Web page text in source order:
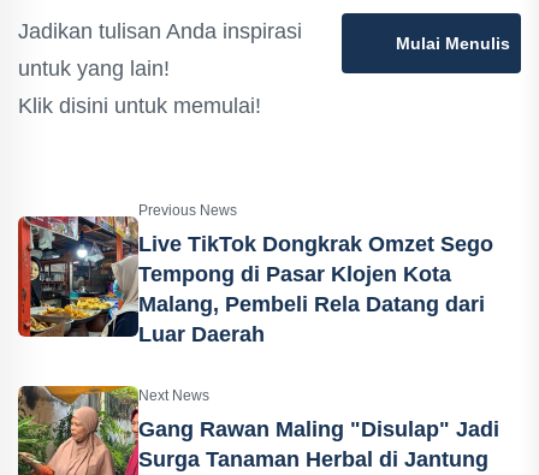
Jadikan tulisan Anda inspirasi
untuk yang lain!
Klik disini untuk memulai!
Mulai Menulis
Previous News
Live TikTok Dongkrak Omzet Sego
Tempong di Pasar Klojen Kota
Malang, Pembeli Rela Datang dari
Luar Daerah
Next News
Gang Rawan Maling "Disulap" Jadi
Surga Tanaman Herbal di Jantung